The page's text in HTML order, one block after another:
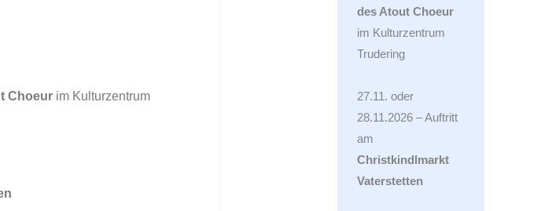
Choeur im Kulturzentrum
des Atout Choeur
im Kulturzentrum
Trudering
27.11. oder
28.11.2026 – Auftritt
am
Christkindlmarkt
Vaterstetten